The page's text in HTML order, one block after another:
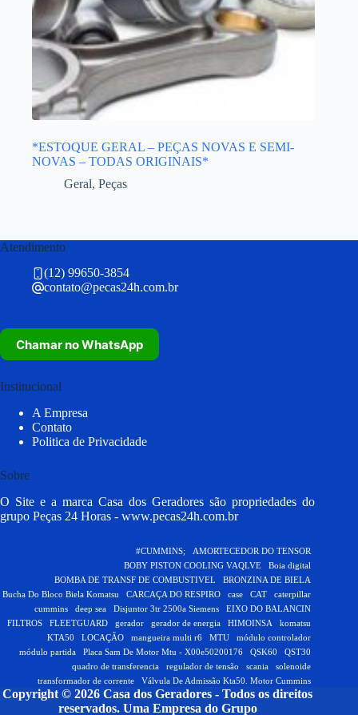
*ESTOQUE GERAL – PEÇAS NOVAS E SEMI-
NOVAS – TODAS ORIGINAIS*
Geral, Peças
Atendimento
(12) 99650-3854
contato@pecas24h.com.br
Chamar no WhatsApp
Institucional
A Empresa
Contato
Politica de Privacidade
Sobre
O Site e a marca Casa dos Geradores são propriedades do
grupo Peças 24 Horas - www.pecas24h.com.br
#CUMMINS;
AMORTECEDOR DO TENSOR
BOBY PISTON COOLING VAQLVE
Boia digital
BOMBA DE TRANSF DE COMBUSTIVEL
BRONZINA DE BIELA
Bucha Do Bloco Biela Komatsu
CARCAÇA DO RESPIRO case CAT
caterpillar
cummins
deep sea Disjuntor 3tr 2500a Siemens
EIXO DO BALANCIN
FILTROS
FLEETGUARD gerador gerador de energia HIMOINSA
komatsu
KTA50
LOCAÇÃO mangueira multi r6 MTU
módulo controlador
módulo partida
Placa Sam De Motor Mtu - X00e50200176 QSK60
QST30
quadro de transferencia
regulador de tensão scania
solenoide
transformador de corrente
Válvula De Admissão Kta50. Motor Cummins
Copyright © 2026 Casa dos Geradores - Todos os direitos
reservados. Uma Empresa do Grupo